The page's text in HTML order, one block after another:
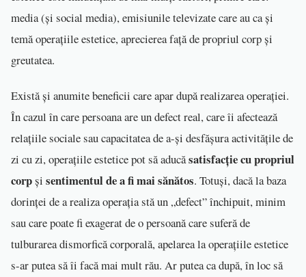
media (și social media), emisiunile televizate care au ca și
temă operațiile estetice, aprecierea față de propriul corp și
greutatea.
Există și anumite beneficii care apar după realizarea operației.
În cazul în care persoana are un defect real, care îi afectează
relațiile sociale sau capacitatea de a-și desfășura activitățile de
zi cu zi, operațiile estetice pot să aducăsatisfacție cu propriul
corpși sentimentul de a fi mai sănătos. Totuși, dacă la baza
dorinței de a realiza operația stă un „defect” închipuit, minim
sau care poate fi exagerat de o persoană care suferă de
tulburarea dismorfică corporală, apelarea la operațiile estetice
s-ar putea să îi facă mai mult rău. Ar putea ca după, în loc să